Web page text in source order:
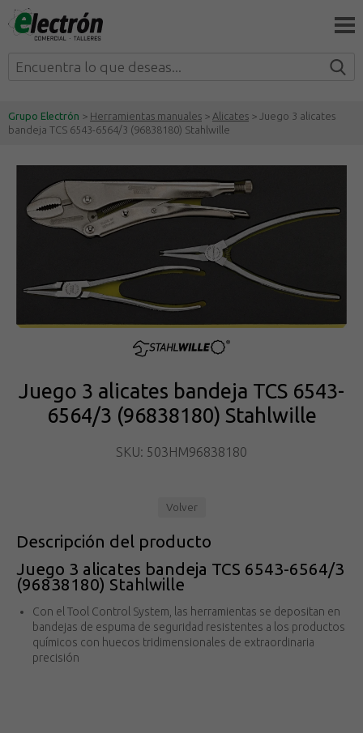
Grupo Electrón > Herramientas manuales > Alicates > Juego 3 alicates
bandeja TCS 6543-6564/3 (96838180) Stahlwille
Juego 3 alicates bandeja TCS 6543-
6564/3 (96838180) Stahlwille
SKU: 503HM96838180
Volver
Descripción del producto
Juego 3 alicates bandeja TCS 6543-6564/3
(96838180) Stahlwille
Con el Tool Control System, las herramientas se depositan en
bandejas de espuma de seguridad resistentes a los productos
químicos con huecos tridimensionales de extraordinaria
precisión